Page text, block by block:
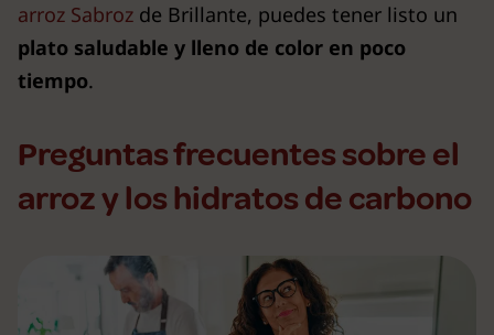
arroz Sabroz de Brillante, puedes tener listo un
plato saludable y lleno de color en poco
tiempo.
Preguntas frecuentes sobre el
arroz y los hidratos de carbono